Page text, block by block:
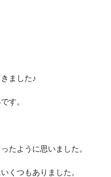
ました♪
す。
たように思いました。
くつもありました。